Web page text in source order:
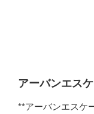
アーバンエス
**アーバンエスケ